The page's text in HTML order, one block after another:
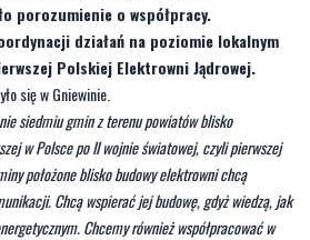
się w Gniewinie.
siedmiu gmin z terenu powiatów blisko
w Polsce po II wojnie światowej, czyli pierwszej
położone blisko budowy elektrowni chcą
Chcą wspierać jej budowę, gdyż wiedzą, jak
Chcemy również współpracować w
miejsc pracy czy usługach związanych z
ważny będzie dostęp choćby do szkół czy
dla nas kwestia bezpieczeństwa i komfortu życia